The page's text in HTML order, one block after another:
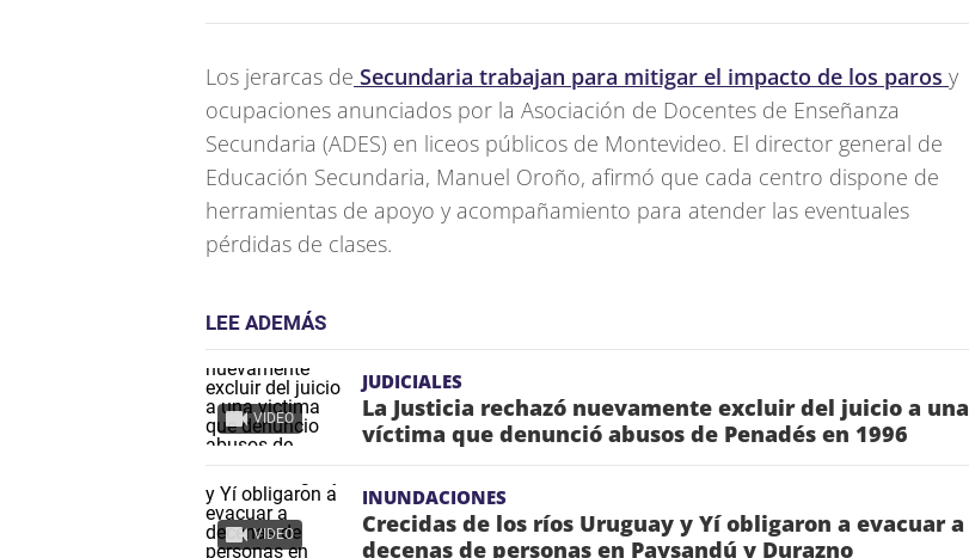
Los jerarcas de Secundaria trabajan para mitigar el impacto de los paros y
ocupaciones anunciados por la Asociación de Docentes de Enseñanza
Secundaria (ADES) en liceos públicos de Montevideo. El director general de
Educación Secundaria, Manuel Oroño, afirmó que cada centro dispone de
herramientas de apoyo y acompañamiento para atender las eventuales
pérdidas de clases.
LEE ADEMÁS
VIDEO
JUDICIALES
La Justicia rechazó nuevamente excluir del juicio a una
víctima que denunció abusos de Penadés en 1996
VIDEO
INUNDACIONES
Crecidas de los ríos Uruguay y Yí obligaron a evacuar a
decenas de personas en Paysandú y Durazno